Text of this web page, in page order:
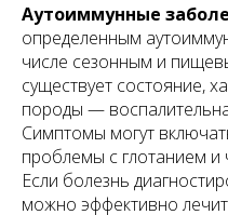
Аутоиммунные
определенным
числе сезонным и
существует состояние,
породы —
Симптомы могут
проблемы с глотанием
Если болезнь
можно эффективно